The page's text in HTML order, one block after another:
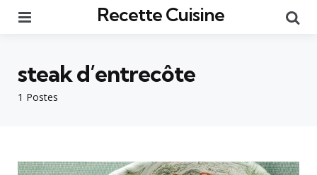
Recette Cuisine
1 Postes
steak d’entrecôte